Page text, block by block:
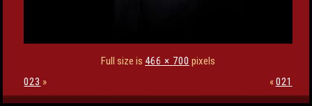
Full size is 466 × 700 pixels
023 » «021